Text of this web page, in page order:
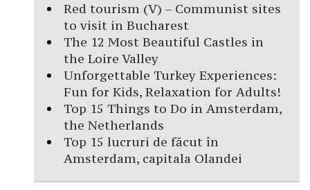
Red tourism (V) – Communist sites
to visit in Bucharest
The 12 Most Beautiful Castles in
the Loire Valley
Unforgettable Turkey Experiences:
Fun for Kids, Relaxation for Adults!
Top 15 Things to Do in Amsterdam,
the Netherlands
Top 15 lucruri de făcut în
Amsterdam, capitala Olandei